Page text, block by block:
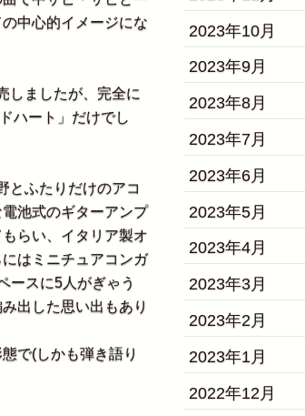
中心的イメージにな
しましたが、完全に
ハート」だけでし
とふたりだけのアコ
池式のギターアンプ
らい、イタリア製オ
はミニチュアコンガ
ースに5人がぎゃう
出した思い出もあり
で(しかも弾き語り
2023年10月
2023年9月
2023年8月
2023年7月
2023年6月
2023年5月
2023年4月
2023年3月
2023年2月
2023年1月
2022年12月